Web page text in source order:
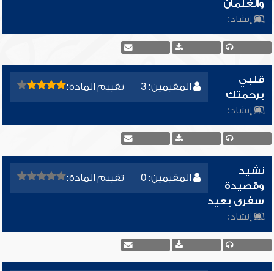
والغلمان
إنشاد:
المقيمين: 3 تقييم المادة:
قلبي
برحمتك
إنشاد:
المقيمين: 0 تقييم المادة:
نشيد
وقصيدة
سفرى بعيد
إنشاد: